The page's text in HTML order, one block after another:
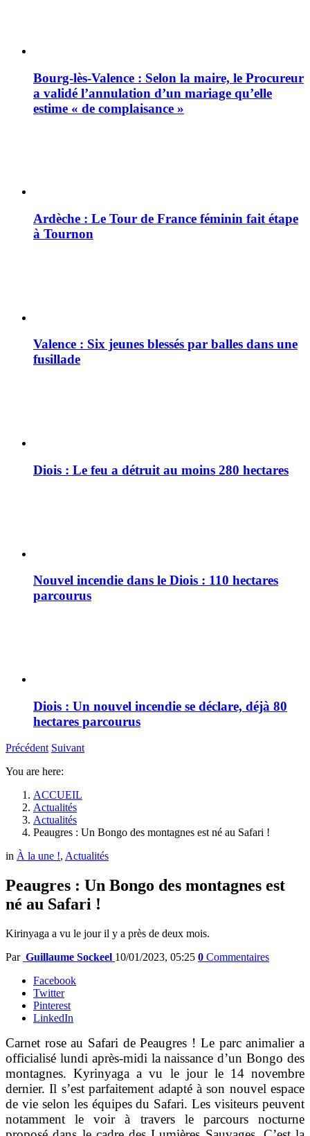
Bourg-lès-Valence : Selon la maire, le Procureur
a validé l’annulation d’un mariage qu’elle
estime « de complaisance »
Ardèche : Le Tour de France féminin fait étape
à Tournon
Valence : Six jeunes blessés par balles dans une
fusillade
Diois : Le feu a détruit au moins 280 hectares
Nouvel incendie dans le Diois : 110 hectares
parcourus
Diois : Un nouvel incendie se déclare, déjà 80
hectares parcourus
Précédent Suivant
You are here:
ACCUEIL
Actualités
Actualités
Peaugres : Un Bongo des montagnes est né au Safari !
in À la une !, Actualités
Peaugres : Un Bongo des montagnes est
né au Safari !
Kirinyaga a vu le jour il y a près de deux mois.
Par Guillaume Sockeel 10/01/2023, 05:25 0 Commentaires
Facebook
Twitter
Pinterest
LinkedIn
Carnet rose au Safari de Peaugres ! Le parc animalier a
officialisé lundi après-midi la naissance d’un Bongo des
montagnes. Kyrinyaga a vu le jour le 14 novembre
dernier. Il s’est parfaitement adapté à son nouvel espace
de vie selon les équipes du Safari. Les visiteurs peuvent
notamment le voir à travers le parcours nocturne